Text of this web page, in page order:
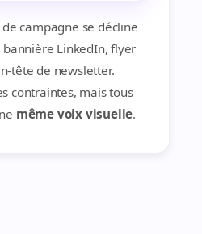
campagne se décline
LinkedIn, flyer
de newsletter.
contraintes, mais tous
même voix visuelle.